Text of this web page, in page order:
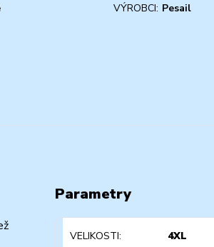
VÝROBCI: Pesail
Parametry
VELIKOSTI 4XL